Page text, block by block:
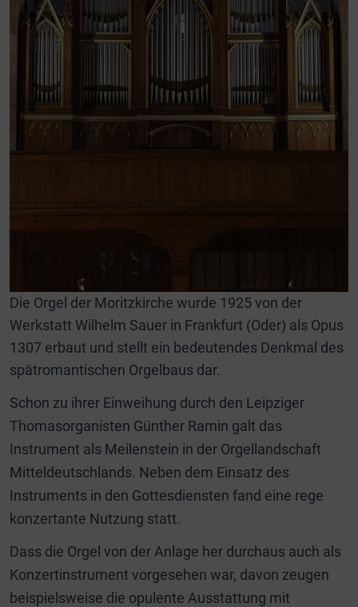
Die Orgel der Moritzkirche wurde 1925 von der
Werkstatt Wilhelm Sauer in Frankfurt (Oder) als Opus
1307 erbaut und stellt ein bedeutendes Denkmal des
spätromantischen Orgelbaus dar.
Schon zu ihrer Einweihung durch den Leipziger
Thomasorganisten Günther Ramin galt das
Instrument als Meilenstein in der Orgellandschaft
Mitteldeutschlands. Neben dem Einsatz des
Instruments in den Gottesdiensten fand eine rege
konzertante Nutzung statt.
Dass die Orgel von der Anlage her durchaus auch als
Konzertinstrument vorgesehen war, davon zeugen
beispielsweise die opulente Ausstattung mit